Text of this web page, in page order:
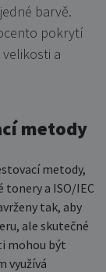
barvě.
pokrytí
a
metody
metody,
tonery a ISO/IEC
tak, aby
ale skutečné
mohou být
využívá